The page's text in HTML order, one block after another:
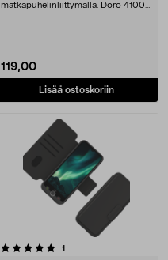
matkapuhelinliittymällä. Doro 4100H
119,00
Lisää ostoskoriin
1